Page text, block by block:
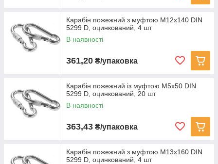
Карабін пожежний з муфтою M12x140 DIN
5299 D, оцинкований, 4 шт
В наявності
361,20 ₴/упаковка
Карабін пожежний із муфтою M5x50 DIN
5299 D, оцинкований, 20 шт
В наявності
363,43 ₴/упаковка
Карабін пожежний з муфтою M13x160 DIN
5299 D, оцинкований, 4 шт